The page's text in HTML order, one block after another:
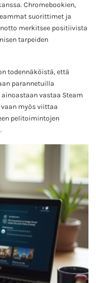
Chromebookien,
suorittimet ja
merkitsee positiivista
tarpeiden
todennäköistä, että
parannetuilla
vastaa Steam
myös viittaa
pelitoimintojen